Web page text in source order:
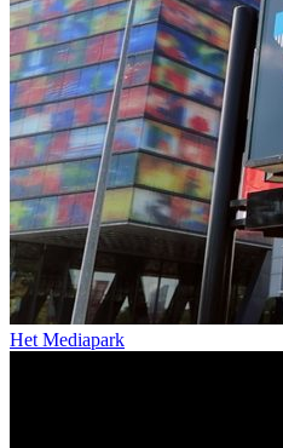
Het Mediapark